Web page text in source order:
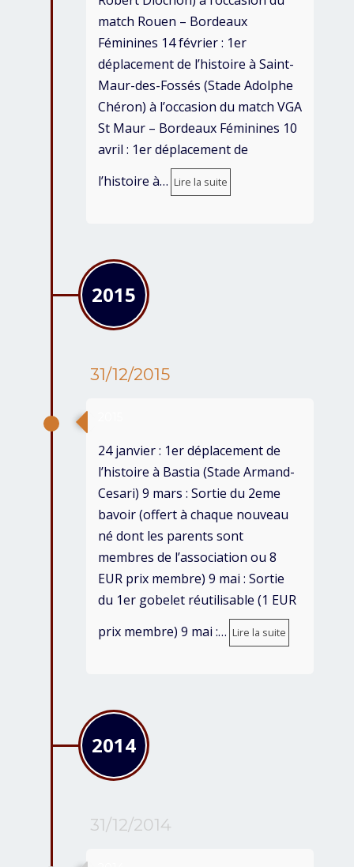
match Rouen – Bordeaux
Féminines 14 février : 1er
déplacement de l’histoire à Saint-
Maur-des-Fossés (Stade Adolphe
Chéron) à l’occasion du match VGA
St Maur – Bordeaux Féminines 10
avril : 1er déplacement de
l’histoire à… Lire la suite
2015
31/12/2015
24 janvier : 1er déplacement de
l’histoire à Bastia (Stade Armand-
Cesari) 9 mars : Sortie du 2eme
bavoir (offert à chaque nouveau
né dont les parents sont
membres de l’association ou 8
EUR prix membre) 9 mai : Sortie
du 1er gobelet réutilisable (1 EUR
prix membre) 9 mai :… Lire la suite
2014
31/12/2014